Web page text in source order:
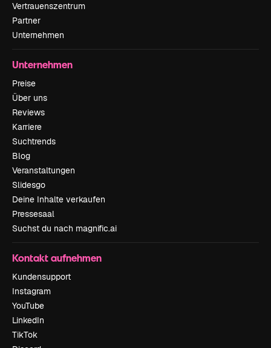
Vertrauenszentrum
Partner
Unternehmen
Unternehmen
Preise
Über uns
Reviews
Karriere
Suchtrends
Blog
Veranstaltungen
Slidesgo
Deine Inhalte verkaufen
Pressesaal
Suchst du nach magnific.ai
Kontakt aufnehmen
Kundensupport
Instagram
YouTube
LinkedIn
TikTok